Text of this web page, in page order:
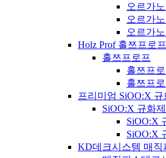
오르가
오르가
오르가
Holz Prof 홀쯔프로
홀쯔프로프
홀쯔프
홀쯔프
프리미엄 SiOO:X 규
SiOO:X 규화제
SiOO:X
SiOO:X
KD데크시스템 매직